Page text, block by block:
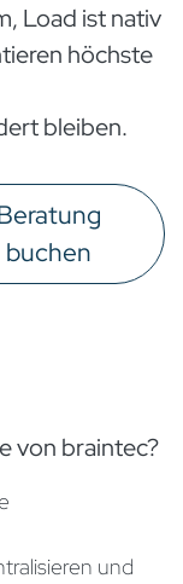
Load ist nativ
höchste
bleiben.
buchen​​​​
von braintec?
und